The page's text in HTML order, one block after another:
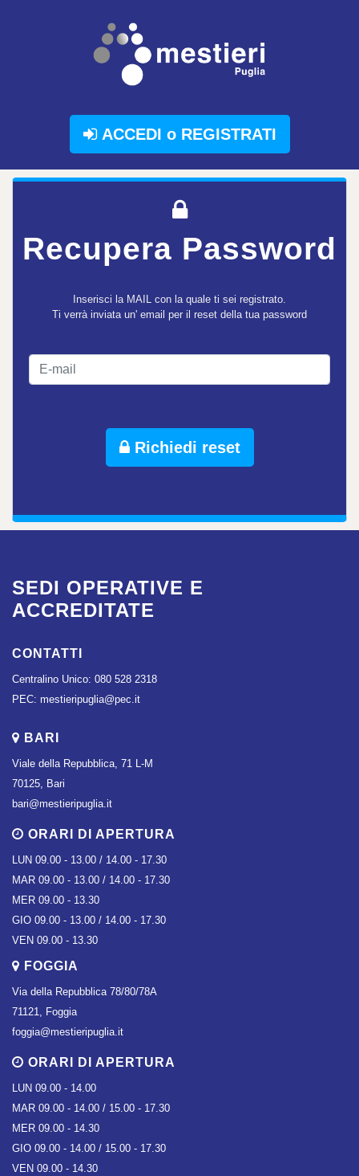
ACCEDI o REGISTRATI
Recupera Password
Inserisci la MAIL con la quale ti sei registrato.
Ti verrà inviata un' email per il reset della tua password
Richiedi reset
SEDI OPERATIVE E
ACCREDITATE
CONTATTI
Centralino Unico: 080 528 2318
PEC: mestieripuglia@pec.it
BARI
Viale della Repubblica, 71 L-M
70125, Bari
bari@mestieripuglia.it
ORARI DI APERTURA
LUN 09.00 - 13.00 / 14.00 - 17.30
MAR 09.00 - 13.00 / 14.00 - 17.30
MER 09.00 - 13.30
GIO 09.00 - 13.00 / 14.00 - 17.30
VEN 09.00 - 13.30
FOGGIA
Via della Repubblica 78/80/78A
71121, Foggia
foggia@mestieripuglia.it
ORARI DI APERTURA
LUN 09.00 - 14.00
MAR 09.00 - 14.00 / 15.00 - 17.30
MER 09.00 - 14.30
GIO 09.00 - 14.00 / 15.00 - 17.30
VEN 09.00 - 14.30